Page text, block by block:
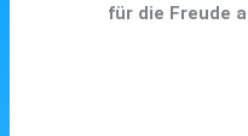
für die Freude